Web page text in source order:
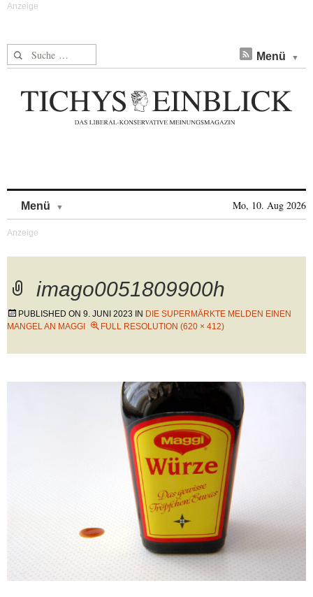
Suche nach: Menü
Menü Mo, 10. Aug 2026
imago0051809900h
PUBLISHED ON 9. JUNI 2023 IN DIE SUPERMÄRKTE MELDEN EINEN
MANGEL AN MAGGI
FULL RESOLUTION (620 × 412)